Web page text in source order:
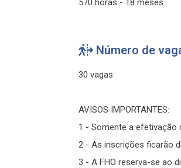
570 horas - 18 meses
Número de
30 vagas
AVISOS IMPORTANTES:
1 - Somente a efetivação
2 - As inscrições ficarão
3 - A FHO reserva-se ao